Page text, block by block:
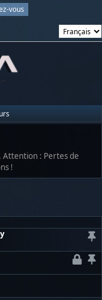
vous
Attention : Pertes de
!